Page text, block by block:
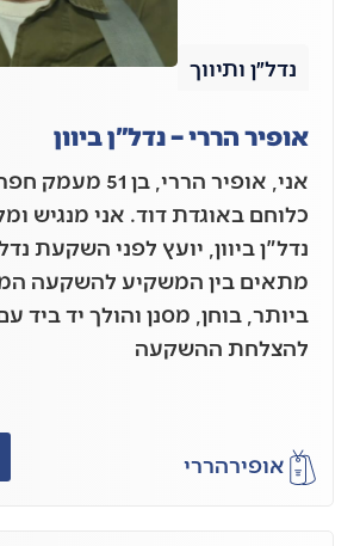
נדל״ן ותיווך
אופיר הררי – נדל"ן ביוון
אני, אופיר הררי, בן
כלוחם באוגדת דוד. אני מנגיש
נדל"ן ביוון, יועץ לפני השקעת
מתאים בין המשקיע להשקעה
ביותר, בוחן, מסנן והולך יד ביד
להצלחת ההשקעה
אופירהררי